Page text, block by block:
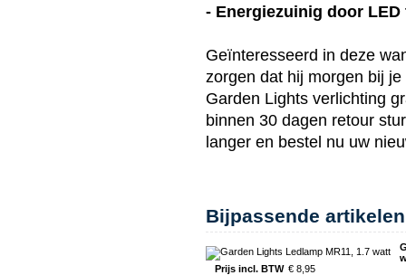
- Energiezuinig door
Geïnteresseerd in deze
zorgen dat hij morgen bij
Garden Lights verlichting
binnen 30 dagen retour
langer en bestel nu uw
Bijpassende artikelen
Prijs incl. BTW € 8,95